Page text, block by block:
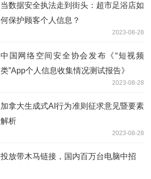
当数据安全执法走到街头：超市足浴店如
何保护顾客个人信息？
2023-08-28
中国网络空间安全协会发布《“短视频
类”App个人信息收集情况测试报告》
2023-08-28
加拿大生成式AI行为准则征求意见暨要素
解析
2023-08-28
投放带木马链接，国内百万台电脑中招